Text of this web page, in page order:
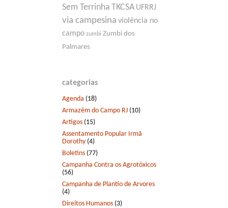
Sem Terrinha TKCSA UFRRJ
via campesina violência no
campo zumbi Zumbi dos
Palmares
categorias
Agenda (18)
Armazém do Campo RJ (10)
Artigos (15)
Assentamento Popular Irmã
Dorothy (4)
Boletins (77)
Campanha Contra os Agrotóxicos
(56)
Campanha de Plantio de Arvores
(4)
Direitos Humanos (3)